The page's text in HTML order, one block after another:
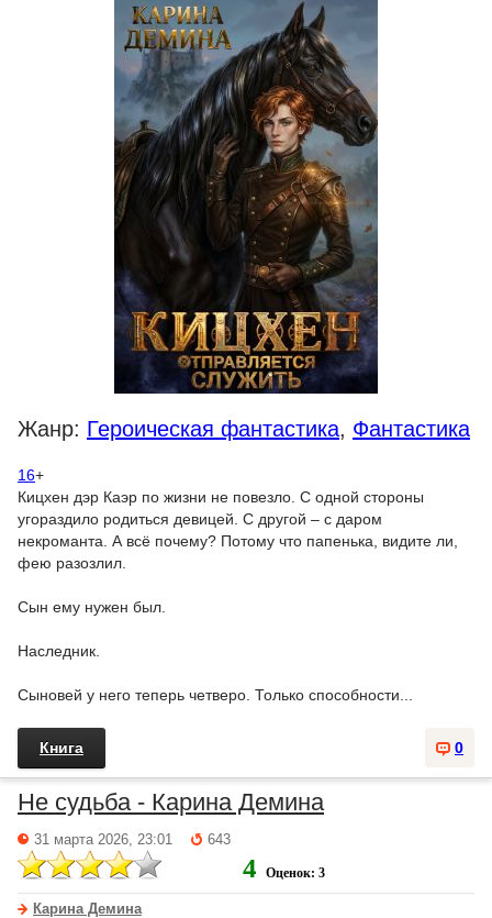
Жанр: Героическая фантастика, Фантастика
16+
Кицхен дэр Каэр по жизни не повезло. С одной стороны
угораздило родиться девицей. С другой – с даром
некроманта. А всё почему? Потому что папенька, видите ли,
фею разозлил.
Сын ему нужен был.
Наследник.
Сыновей у него теперь четверо. Только способности...
0
Книга
Не судьба - Карина Демина
31 марта 2026, 23:01 643
4 Оценок: 3
Карина Демина